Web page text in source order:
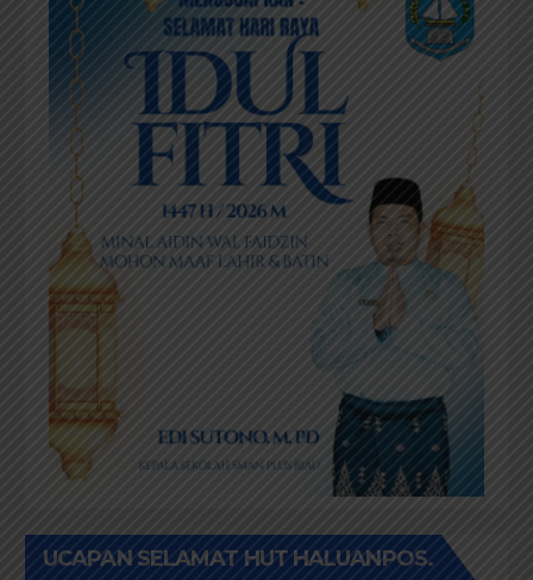
UCAPAN SELAMAT HUT HALUANPOS.